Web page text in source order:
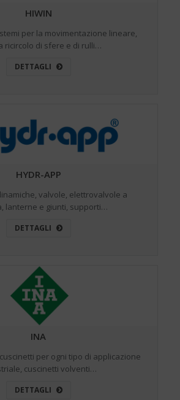
HIWIN
per la movimentazione lineare,
ricircolo di sfere e di rulli…
DETTAGLI
HYDR-APP
valvole, elettrovalvole a
lanterne e giunti, supporti…
DETTAGLI
INA
per ogni tipo di applicazione
cuscinetti volventi…
DETTAGLI